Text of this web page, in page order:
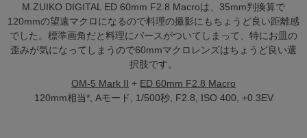
M.ZUIKO DIGITAL ED 60mm F2.8 Macroは、35mm判換算で
120mmの望遠マクロになるので料理の撮影にもちょうど良い距離感
でした。標準画角だと料理にパースがついてしまって、特にお皿の
歪みが気になってしまうので60mmマクロレンズはちょうど良い選
択肢です。
OM-5 Mark II + ED 60mm F2.8 Macro
120mm相当*, Aモード, 1/500秒, F2.8, ISO 400, +0.3EV